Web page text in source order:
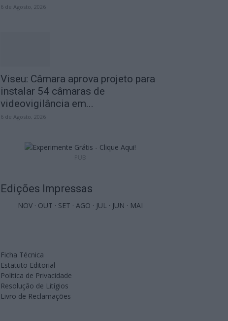
6 de Agosto, 2026
Viseu: Câmara aprova projeto para
instalar 54 câmaras de
videovigilância em...
6 de Agosto, 2026
Edições Impressas
NOV · OUT · SET · AGO · JUL · JUN · MAI
Ficha Técnica
Estatuto Editorial
Política de Privacidade
Resolução de Litígios
Livro de Reclamações